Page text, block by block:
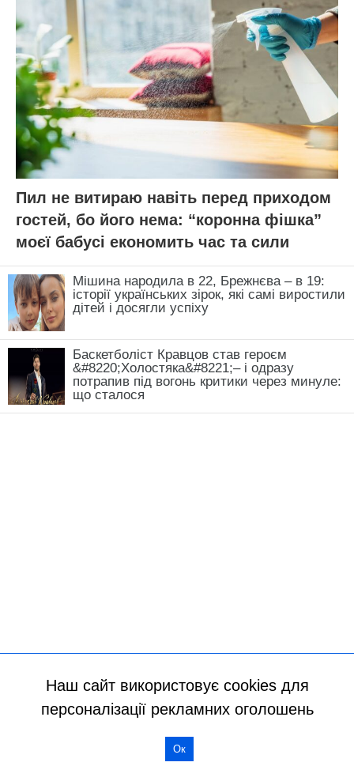
Пил не витираю навіть перед приходом
гостей, бо його нема: “коронна фішка”
моєї бабусі економить час та сили
Мішина народила в 22, Брежнєва – в 19:
історії українських зірок, які самі виростили
дітей і досягли успіху
Баскетболіст Кравцов став героєм
&#8220;Холостяка&#8221;– і одразу
потрапив під вогонь критики через минуле:
що сталося
Наш сайт використовує cookies для
персоналізації рекламних оголошень
Ок